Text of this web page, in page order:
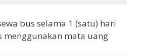
bus selama 1 (satu) hari
menggunakan mata uang